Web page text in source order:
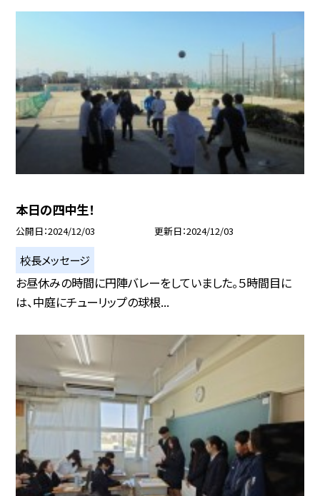
本日の四中生！
公開日 2024/12/03 更新日 2024/12/03
校長メッセージ
お昼休みの時間に円陣バレーをしていました。５時間目に
は、中庭にチューリップの球根...